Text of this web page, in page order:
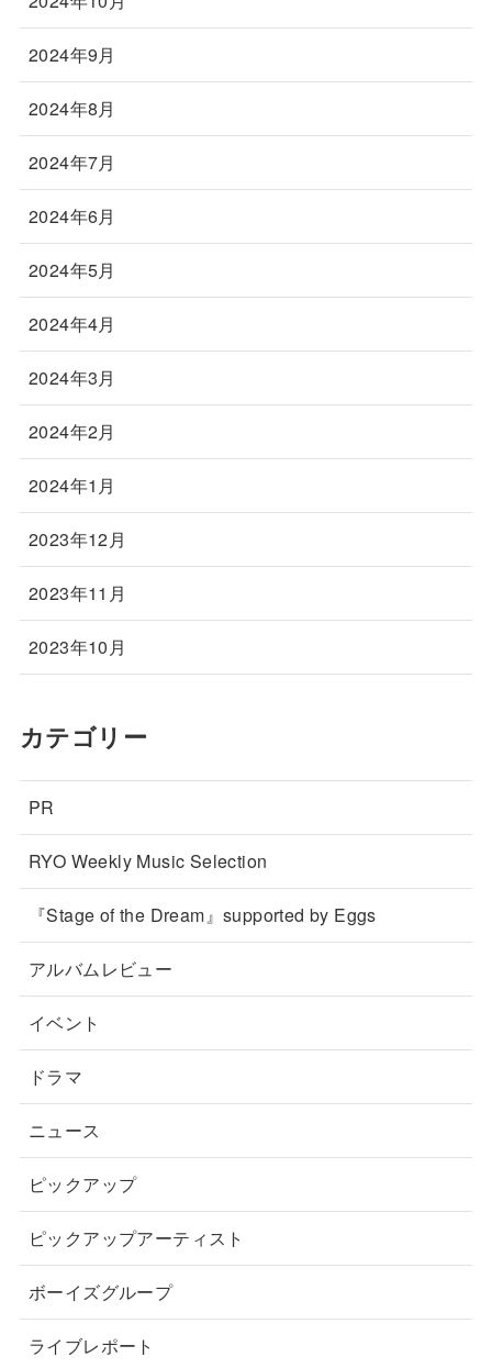
2024年9月
2024年8月
2024年7月
2024年6月
2024年5月
2024年4月
2024年3月
2024年2月
2024年1月
2023年12月
2023年11月
2023年10月
カテゴリー
PR
RYO Weekly Music Selection
『Stage of the Dream』supported by Eggs
アルバムレビュー
イベント
ドラマ
ニュース
ピックアップ
ピックアップアーティスト
ボーイズグループ
ライブレポート